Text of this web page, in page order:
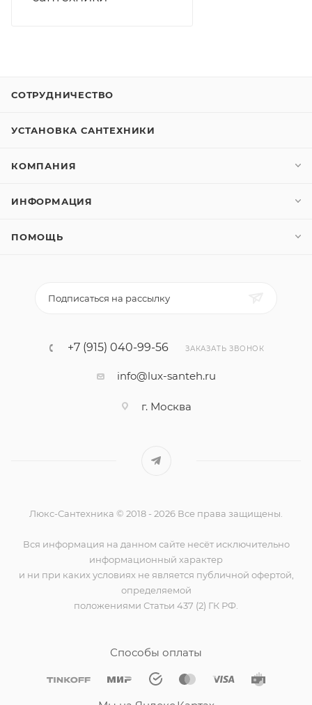
СОТРУДНИЧЕСТВО
УСТАНОВКА САНТЕХНИКИ
КОМПАНИЯ
ИНФОРМАЦИЯ
ПОМОЩЬ
Подписаться на рассылку
+7 (915) 040-99-56 ЗАКАЗАТЬ ЗВОНОК
info@lux-santeh.ru
г. Москва
Люкс-Сантехника © 2018 - 2026 Все права защищены.
Вся информация на данном сайте несёт исключительно
информационный характер
и ни при каких условиях не является публичной офертой,
определяемой
положениями Статьи 437 (2) ГК РФ.
Способы оплаты